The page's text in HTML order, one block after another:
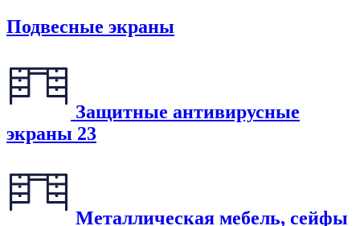
Подвесные экраны
Защитные антивирусные
экраны 23
Металлическая мебель, сейфы